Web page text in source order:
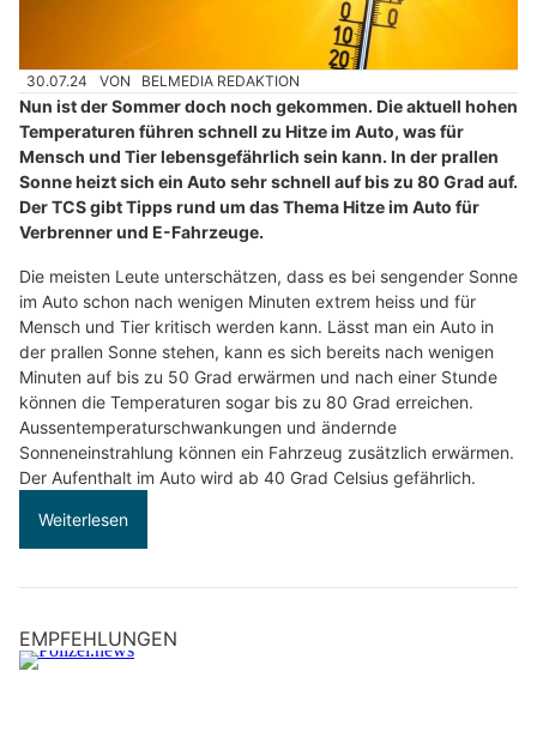
30.07.24 VON BELMEDIA REDAKTION
Nun ist der Sommer doch noch gekommen. Die aktuell hohen
Temperaturen führen schnell zu Hitze im Auto, was für
Mensch und Tier lebensgefährlich sein kann. In der prallen
Sonne heizt sich ein Auto sehr schnell auf bis zu 80 Grad auf.
Der TCS gibt Tipps rund um das Thema Hitze im Auto für
Verbrenner und E-Fahrzeuge.
Die meisten Leute unterschätzen, dass es bei sengender Sonne
im Auto schon nach wenigen Minuten extrem heiss und für
Mensch und Tier kritisch werden kann. Lässt man ein Auto in
der prallen Sonne stehen, kann es sich bereits nach wenigen
Minuten auf bis zu 50 Grad erwärmen und nach einer Stunde
können die Temperaturen sogar bis zu 80 Grad erreichen.
Aussentemperaturschwankungen und ändernde
Sonneneinstrahlung können ein Fahrzeug zusätzlich erwärmen.
Der Aufenthalt im Auto wird ab 40 Grad Celsius gefährlich.
Weiterlesen
EMPFEHLUNGEN